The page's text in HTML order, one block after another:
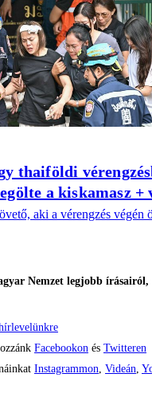
thaiföldi
a kiskamasz +
aki a vérengzés végén
Nemzet legjobb írásairól,
Facebookon és Twitteren
Instagrammon Videán